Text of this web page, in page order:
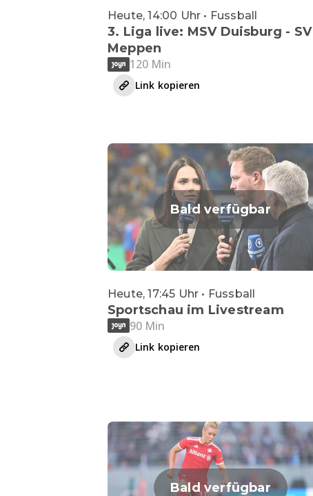
Heute, 14:00 Uhr • Fussball
3. Liga live: MSV Duisburg - SV
Meppen
120 Min
Link kopieren
Bald verfügbar
Heute, 17:45 Uhr • Fussball
Sportschau im Livestream
90 Min
Link kopieren
Bald verfügbar